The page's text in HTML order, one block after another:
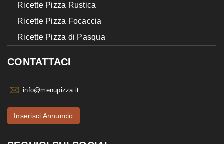
Ricette Pizza Rustica
Ricette Pizza Focaccia
Ricette Pizza di Pasqua
CONTATTACI
info@menupizza.it
Inserisci Annuncio